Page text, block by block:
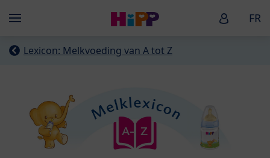
Menü HiPP FR
Lexicon: Melkvoeding van A tot Z